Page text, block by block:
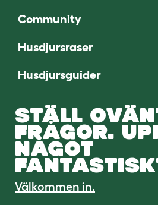
Community
Husdjursraser
Husdjursguider
STÄLL
FRÅGOR.
NÅGOT
Välkommen in.